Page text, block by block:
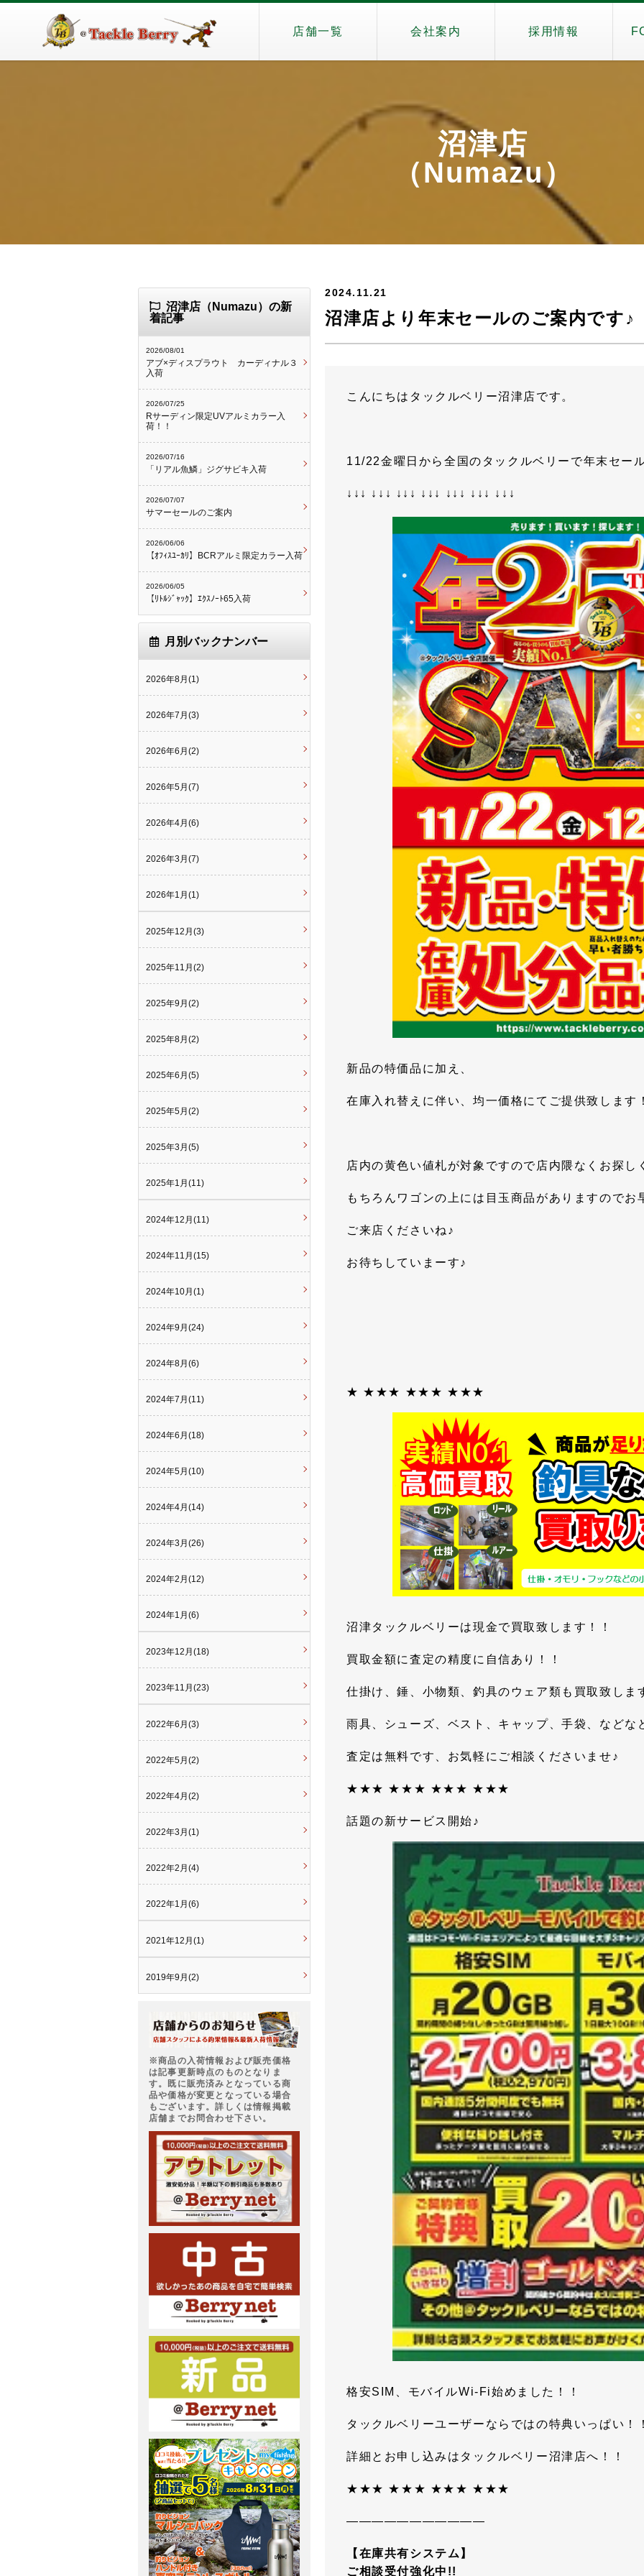
店舗一覧 会社案内 採用情報
沼津店
（Numazu）
2024.11.21
沼津店より年末セールのご案内です♪
こんにちはタックルベリー沼津店です。
11/22金曜日から全国のタックルベリーで年末セー
↓↓↓ ↓↓↓ ↓↓↓ ↓↓↓ ↓↓↓ ↓↓↓ ↓↓↓
新品の特価品に加え、
在庫入れ替えに伴い、均一価格にてご提供致します
店内の黄色い値札が対象ですので店内隈なくお探し
もちろんワゴンの上には目玉商品がありますのでお
ご来店くださいね♪
お待ちしていまーす♪
★ ★★★ ★★★ ★★★
沼津タックルベリーは現金で買取致します！！
買取金額に査定の精度に自信あり！！
仕掛け、錘、小物類、釣具のウェア類も買取致しま
雨具、シューズ、ベスト、キャップ、手袋、などな
査定は無料です、お気軽にご相談くださいませ♪
★★★ ★★★ ★★★ ★★★
話題の新サービス開始♪
格安SIM、モバイルWi-Fi始めました！！
タックルベリーユーザーならではの特典いっぱい！
詳細とお申し込みはタックルベリー沼津店へ！！
★★★ ★★★ ★★★ ★★★
―――――――――――
【在庫共有システム】
ご相談受付強化中!!
沼津店（Numazu）の新
着記事
2026/08/01
アブ×ディスプラウト カーディナル３
入荷
2026/07/25
Rサーディン限定UVアルミカラー入
荷！！
2026/07/16
「リアル魚鱗」ジグサビキ入荷
2026/07/07
サマーセールのご案内
2026/06/06
【ｵﾌｨｽﾕｰｶﾘ】BCRアルミ限定カラー入荷
2026/06/05
【ﾘﾄﾙｼﾞｬｯｸ】ｴｸｽﾉｰﾄ65入荷
月別バックナンバー
2026年8月(1)
2026年7月(3)
2026年6月(2)
2026年5月(7)
2026年4月(6)
2026年3月(7)
2026年1月(1)
2025年12月(3)
2025年11月(2)
2025年9月(2)
2025年8月(2)
2025年6月(5)
2025年5月(2)
2025年3月(5)
2025年1月(11)
2024年12月(11)
2024年11月(15)
2024年10月(1)
2024年9月(24)
2024年8月(6)
2024年7月(11)
2024年6月(18)
2024年5月(10)
2024年4月(14)
2024年3月(26)
2024年2月(12)
2024年1月(6)
2023年12月(18)
2023年11月(23)
2022年6月(3)
2022年5月(2)
2022年4月(2)
2022年3月(1)
2022年2月(4)
2022年1月(6)
2021年12月(1)
2019年9月(2)
※商品の入荷情報および販売価格
は記事更新時点のものとなりま
す。既に販売済みとなっている商
品や価格が変更となっている場合
もございます。詳しくは情報掲載
店舗までお問合わせ下さい。